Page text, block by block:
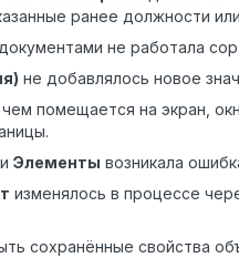
ранее должности
не работала
не добавлялось новое
помещается на экран,
Элементы возникала
изменялось в процессе
сохранённые свойства